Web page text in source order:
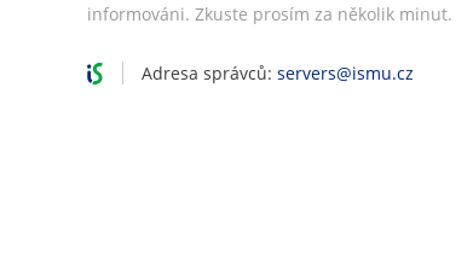
informováni. Zkuste prosím za několik minut.
Adresa správců:servers@ismu.cz